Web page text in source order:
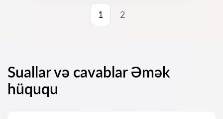
1 2
Suallar və cavablar Əmək
hüququ